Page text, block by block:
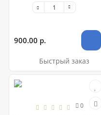
900.00 р.
Быстрый заказ
0